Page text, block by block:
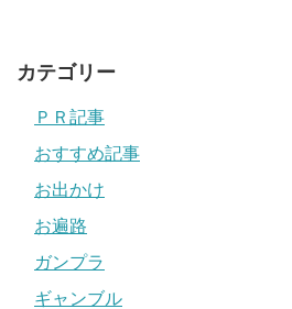
カテゴリー
ＰＲ記事
おすすめ記事
お出かけ
お遍路
ガンプラ
ギャンブル